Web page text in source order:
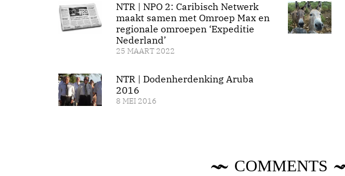
NTR | NPO 2: Caribisch Netwerk
maakt samen met Omroep Max en
regionale omroepen ‘Expeditie
Nederland’
25 MAART 2022
NTR | Dodenherdenking Aruba
2016
8 MEI 2016
COMMENTS